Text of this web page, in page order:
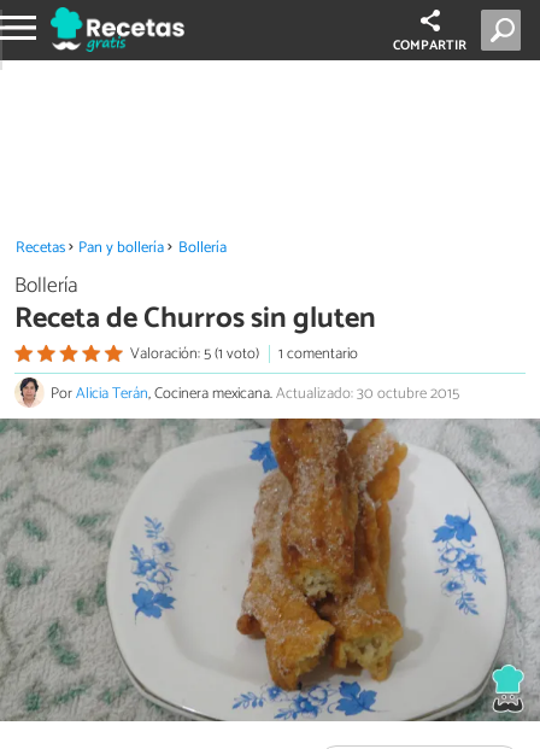
COMPARTIR
Recetas Pan y bollería Bollería
Bollería
Receta de Churros sin gluten
Valoración: 5 (1 voto)
1 comentario
PorAlicia Terán, Cocinera mexicana.Actualizado: 30 octubre 2015